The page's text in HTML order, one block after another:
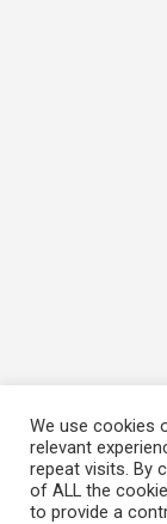
We use cookies
relevant
repeat visits. By
of ALL the
to provide a